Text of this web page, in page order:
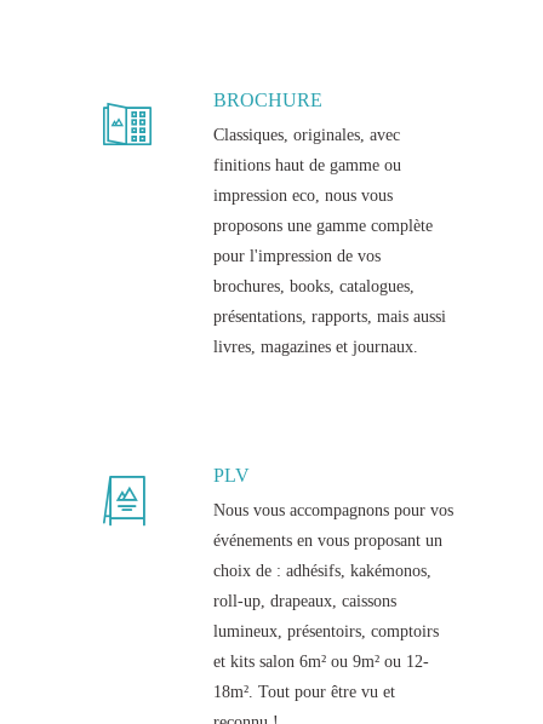
BROCHURE
Classiques, originales, avec
finitions haut de gamme ou
impression eco, nous vous
proposons une gamme complète
pour l'impression de vos
brochures, books, catalogues,
présentations, rapports, mais aussi
livres, magazines et journaux.
PLV
Nous vous accompagnons pour vos
événements en vous proposant un
choix de : adhésifs, kakémonos,
roll-up, drapeaux, caissons
lumineux, présentoirs, comptoirs
et kits salon 6m² ou 9m² ou 12-
18m². Tout pour être vu et